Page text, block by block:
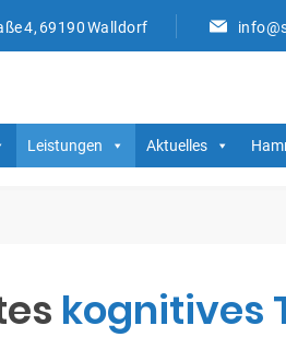
4, 69190 Walldorf
Leistungen Aktuelles
kognitives